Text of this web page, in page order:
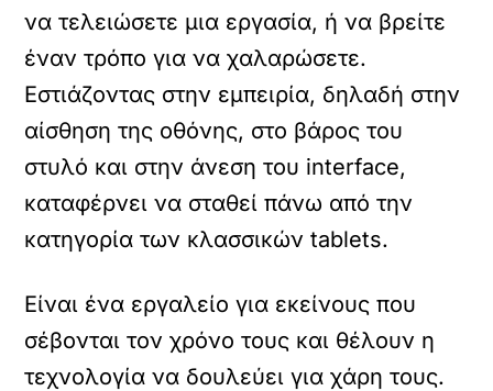
να τελειώσετε μια εργασία, ή να βρείτε
έναν τρόπο για να χαλαρώσετε.
Εστιάζοντας στην εμπειρία, δηλαδή στην
αίσθηση της οθόνης, στο βάρος του
στυλό και στην άνεση του interface,
καταφέρνει να σταθεί πάνω από την
κατηγορία των κλασσικών tablets.
Είναι ένα εργαλείο για εκείνους που
σέβονται τον χρόνο τους και θέλουν η
τεχνολογία να δουλεύει για χάρη τους.